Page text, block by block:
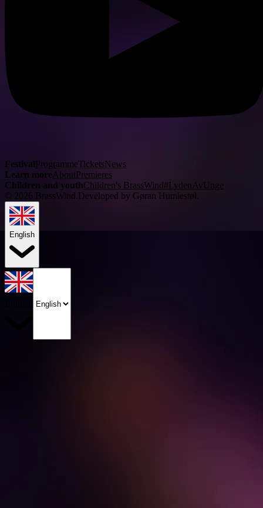
FestivalProgrammeTicketsNews
Learn moreAboutPremieres
Children and youthChildren's BrassWind#LydenAvUnge
© 2026 BrassWind.Developed by Gøran Humlestøl
English